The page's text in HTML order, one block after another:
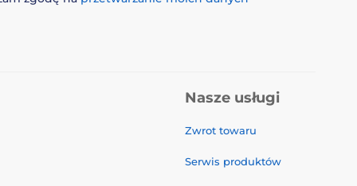
Nasze usługi
Zwrot towaru
Serwis produktów